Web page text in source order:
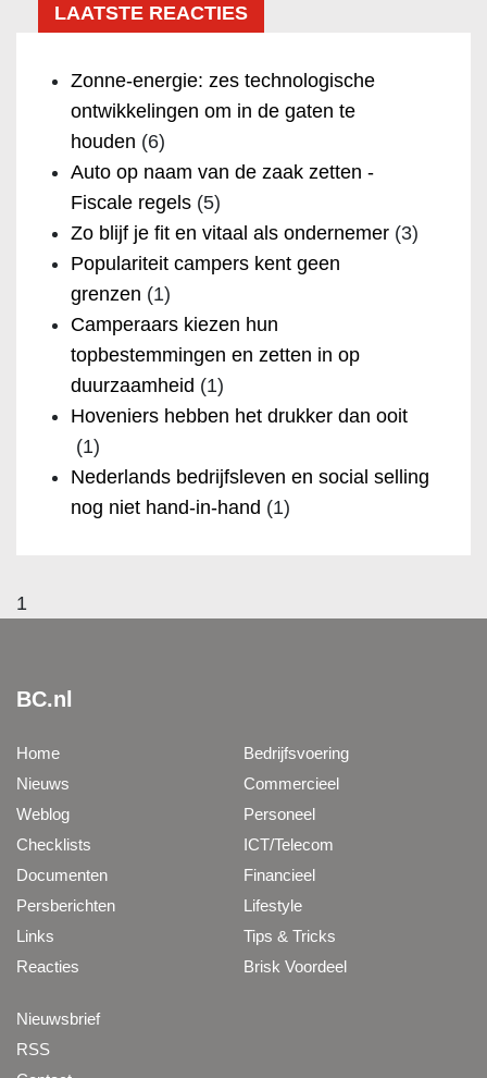
LAATSTE REACTIES
Zonne-energie: zes technologische
ontwikkelingen om in de gaten te
houden (6)
Auto op naam van de zaak zetten -
Fiscale regels (5)
Zo blijf je fit en vitaal als ondernemer (3)
Populariteit campers kent geen
grenzen (1)
Camperaars kiezen hun
topbestemmingen en zetten in op
duurzaamheid (1)
Hoveniers hebben het drukker dan ooit
(1)
Nederlands bedrijfsleven en social selling
nog niet hand-in-hand (1)
1
BC.nl
Home
Nieuws
Weblog
Checklists
Documenten
Persberichten
Links
Reacties
Bedrijfsvoering
Commercieel
Personeel
ICT/Telecom
Financieel
Lifestyle
Tips & Tricks
Brisk Voordeel
Nieuwsbrief
RSS